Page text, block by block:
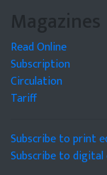
Magazines
Read Online
Subscription
Circulation
Tariff
Subscribe to print
Subscribe to